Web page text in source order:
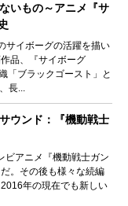
いもの～アニメ『サ
サイボーグの活躍を描い
品、『サイボーグ
「ブラックゴースト」と
長...
ウンド：『機動戦士
ビアニメ『機動戦士ガン
。その後も様々な続編
年の現在でも新しい